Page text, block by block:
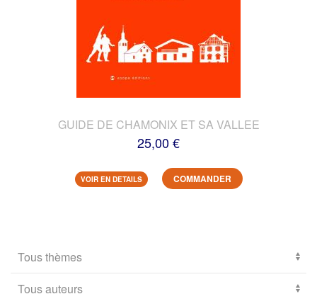
GUIDE DE CHAMONIX ET SA VALLEE
25,00 €
VOIR EN DETAILS COMMANDER